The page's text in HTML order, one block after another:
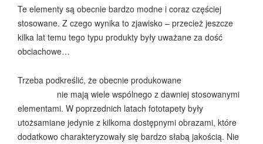
Te elementy są obecnie bardzo modne i coraz częściej
stosowane. Z czego wynika to zjawisko – przecież jeszcze
kilka lat temu tego typu produkty były uważane za dość
obciachowe…
Trzeba podkreślić, że obecnie produkowane
nie mają wiele wspólnego z dawniej stosowanymi
elementami. W poprzednich latach fototapety były
utożsamiane jedynie z kilkoma dostępnymi obrazami, które
dodatkowo charakteryzowały się bardzo słabą jakością. Nie